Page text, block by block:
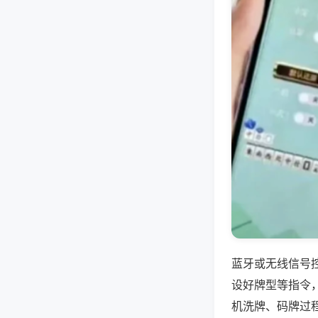
蓝牙或无线信号
设好牌型等指令
机洗牌、码牌过